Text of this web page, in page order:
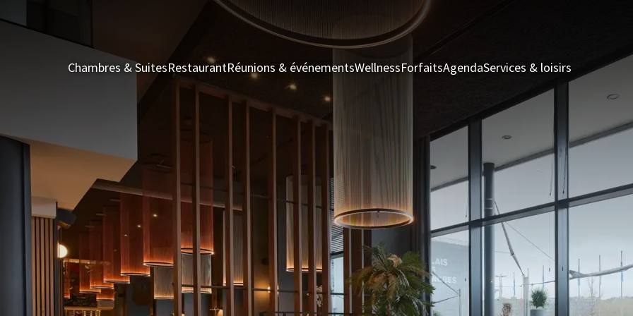
Chambres & SuitesRestaurantRéunions & événementsWellnessForfaitsAgendaServices & loisirs Chambres